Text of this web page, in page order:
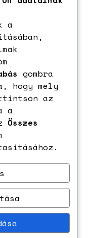
a
gombra
hogy mely
az
a
Összes